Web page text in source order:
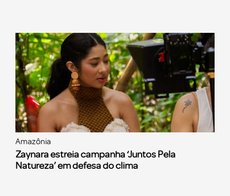
Amazônia
Zaynara estreia campanha ‘Juntos Pela
Natureza’ em defesa do clima